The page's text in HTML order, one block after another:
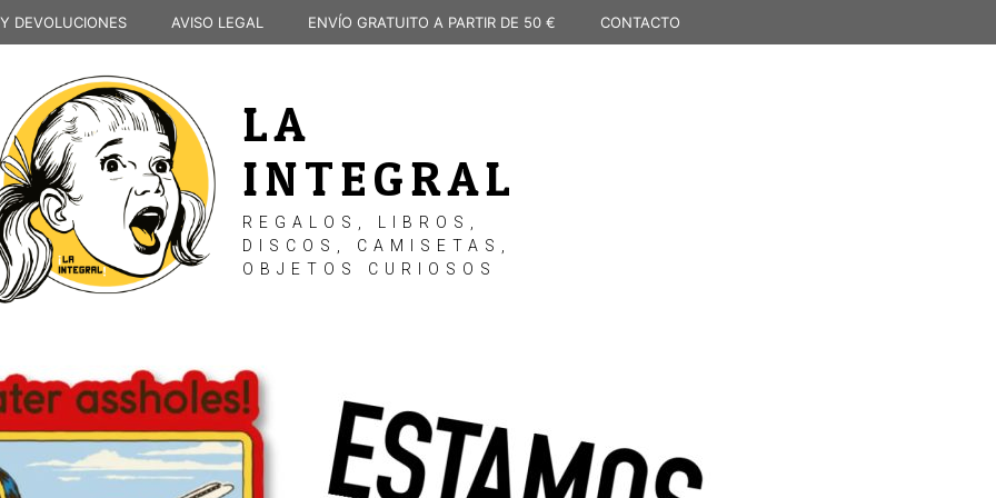
DEVOLUCIONES AVISO LEGAL ENVÍO GRATUITO A PARTIR DE 50 € CONTACTO
LA
INTEGRAL
REGALOS, LIBROS,
DISCOS, CAMISETAS,
OBJETOS CURIOSOS